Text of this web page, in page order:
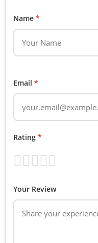
Name *
Email *
Rating *
Your Review